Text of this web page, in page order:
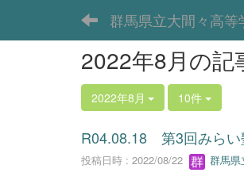
群馬県立大間々高等
2022年8月の記
2022年8月 10件
R04.08.18 第3回みらい
投稿日時 : 2022/08/22 群馬県